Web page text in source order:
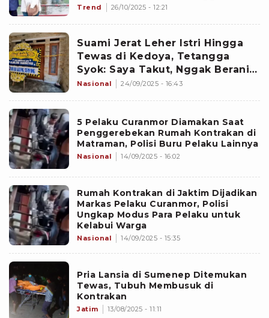
Satpol PP itu Hengkang karena...
Trend 26/10/2025 - 12:21
Suami Jerat Leher Istri Hingga
Tewas di Kedoya, Tetangga
Syok: Saya Takut, Nggak Berani
Tidur
Nasional 24/09/2025 - 16:43
5 Pelaku Curanmor Diamakan Saat
Penggerebekan Rumah Kontrakan di
Matraman, Polisi Buru Pelaku Lainnya
Nasional 14/09/2025 - 16:02
Rumah Kontrakan di Jaktim Dijadikan
Markas Pelaku Curanmor, Polisi
Ungkap Modus Para Pelaku untuk
Kelabui Warga
Nasional 14/09/2025 - 15:35
Pria Lansia di Sumenep Ditemukan
Tewas, Tubuh Membusuk di
Kontrakan
Jatim 13/08/2025 - 11:11